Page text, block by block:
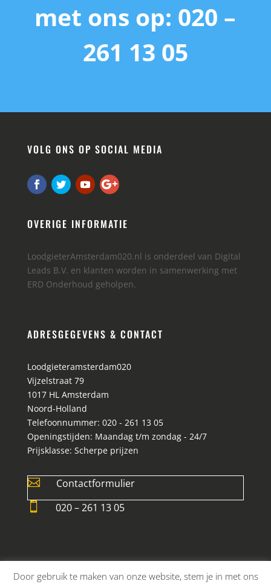
met ons op: 020 –
261 13 05
VOLG ONS OP SOCIAL MEDIA
OVERIGE INFORMATIE
LoodgieterAmsterdam020.nl is onderdeel van Digital
Leads B.V. en klanten worden in samenwerking met
ERD Onderhoud geholpen.
ADRESGEGEVENS & CONTACT
Loodgieteramsterdam020
Vijzelstraat 79
1017 HL Amsterdam
Noord-Holland
Telefoonnummer: 020 - 261 13 05
Openingstijden: Maandag t/m zondag - 24/7
Prijsklasse: Scherpe prijzen
 Contactformulier
 020 – 261 13 05
Door gebruik te maken van onze website, stem je in met ons